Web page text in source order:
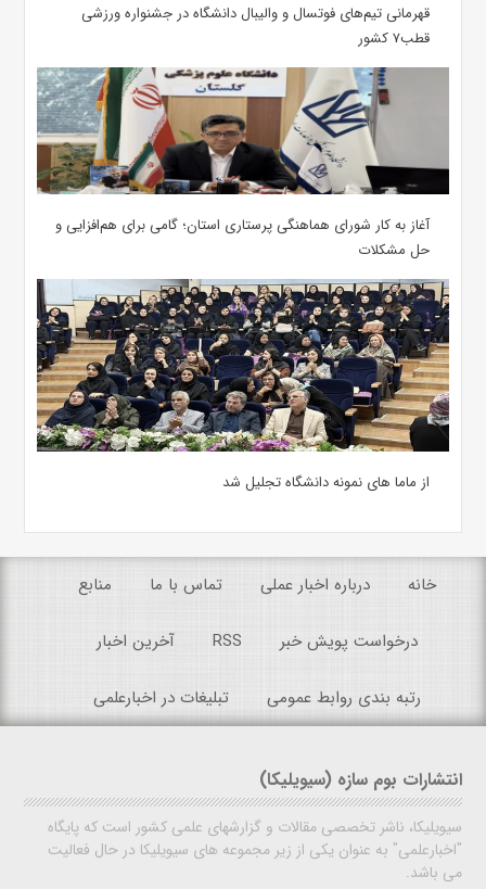
قهرمانی تیم‌های فوتسال و والیبال دانشگاه در جشنواره ورزشی
قطب۷ کشور
آغاز به کار شورای هماهنگی پرستاری استان؛ گامی برای هم‌افزایی و
حل مشکلات
از ماما های نمونه دانشگاه تجلیل شد
خانه درباره اخبار عملی تماس با ما منابع
درخواست پویش خبر RSS آخرین اخبار
رتبه بندی روابط عمومی تبلیغات در اخبارعلمی
انتشارات بوم سازه (سیویلیکا)
سیویلیکا، ناشر تخصصی مقالات و گزارشهای علمی کشور است که پایگاه
"اخبارعلمی" به عنوان یکی از زیر مجموعه های سیویلیکا در حال فعالیت
می باشد.